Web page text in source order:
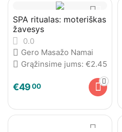
SPA ritualas: moteriškas
žavesys
0.0
Gero Masažo Namai
Grąžinsime jums: €2.45
€4900